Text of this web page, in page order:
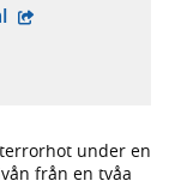
- extern
under en
från en tvåa